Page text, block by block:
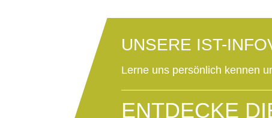
UNSERE IST-
Lerne uns persönlich kennen
ENTDECKE